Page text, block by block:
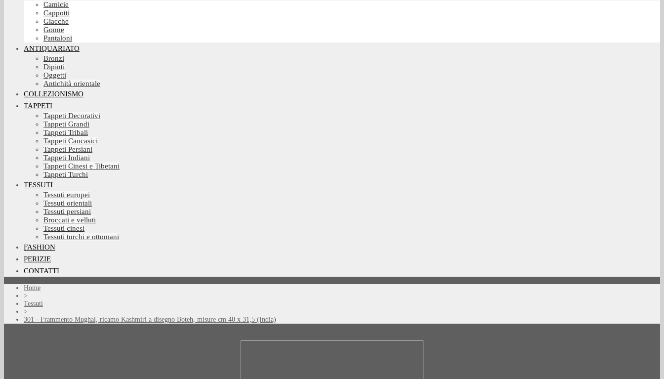
Camicie
Cappotti
Giacche
Gonne
Pantaloni
ANTIQUARIATO
Bronzi
Dipinti
Oggetti
Antichità orientale
COLLEZIONISMO
TAPPETI
Tappeti Decorativi
Tappeti Grandi
Tappeti Tribali
Tappeti Caucasici
Tappeti Persiani
Tappeti Indiani
Tappeti Cinesi e Tibetani
Tappeti Turchi
TESSUTI
Tessuti europei
Tessuti orientali
Tessuti persiani
Broccati e velluti
Tessuti cinesi
Tessuti turchi e ottomani
FASHION
PERIZIE
CONTATTI
Home
>
Tessuti
>
301 - Frammento Mughal, ricamo Kashmiri a disegno Boteh, misure cm 40 x 31,5 (India)